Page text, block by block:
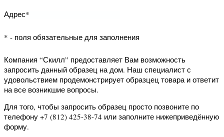
нижеприведённую форму.
Телефон*
Адрес*